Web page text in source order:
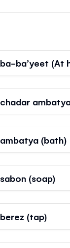
ba-ba’yeet (At
chadar
ambatya (bath)
sabon (soap)
berez (tap)